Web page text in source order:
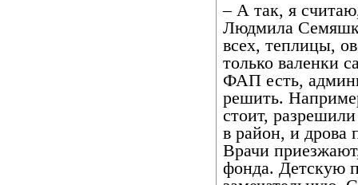
– А так, я
Людмила
всех, теплицы,
только валенки
ФАП есть,
решить.
стоит,
в район, и дрова
Врачи
фонда. Детскую